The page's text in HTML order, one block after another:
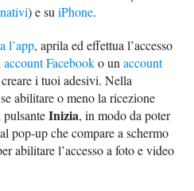
) e suiPhone.
l’app, aprila ed effettua l’accesso
account Facebooko unaccount
i tuoi adesivi. Nella
abilitare o meno la ricezione
pulsanteInizia, in modo da poter
pop-up che compare a schermo
abilitare l’accesso a foto e video